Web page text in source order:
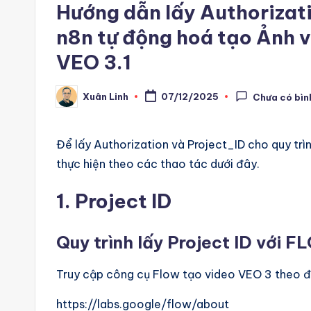
A
Hướng dẫn lấy
n8n tự động hoá tạo Ảnh
VEO 3.1
Posted
by
Xuân Linh 07/12/2025 Chưa có
Để lấy Authorization và Project_ID cho quy
thực hiện theo các thao tác dưới đây.
1. Project ID
Quy trình lấy Project ID với
Truy cập công cụ Flow tạo video VEO 3 theo
https://labs.google/flow/about